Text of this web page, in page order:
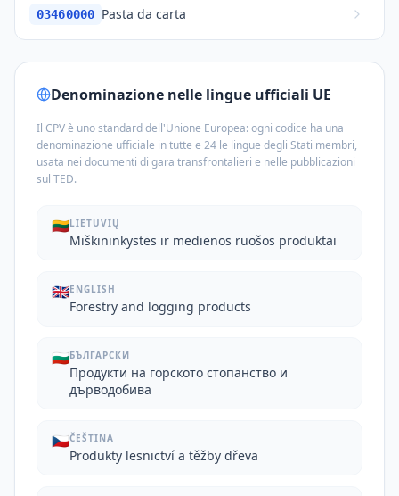
03460000 Pasta da carta
Denominazione nelle lingue ufficiali UE
Il CPV è uno standard dell'Unione Europea: ogni codice ha una
denominazione ufficiale in tutte e 24 le lingue degli Stati membri,
usata nei documenti di gara transfrontalieri e nelle pubblicazioni
sul TED.
🇱🇹LIETUVIŲ
Miškininkystės ir medienos ruošos produktai
🇬🇧ENGLISH
Forestry and logging products
🇧🇬БЪЛГАРСКИ
Продукти на горското стопанство и
дърводобива
🇨🇿ČEŠTINA
Produkty lesnictví a těžby dřeva